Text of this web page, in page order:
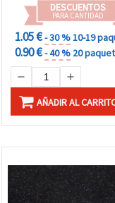
DESCUENTOS
PARA CANTIDAD
1.05 €- 30 %10-19
0.90 €- 40 % 20
AÑADIR AL